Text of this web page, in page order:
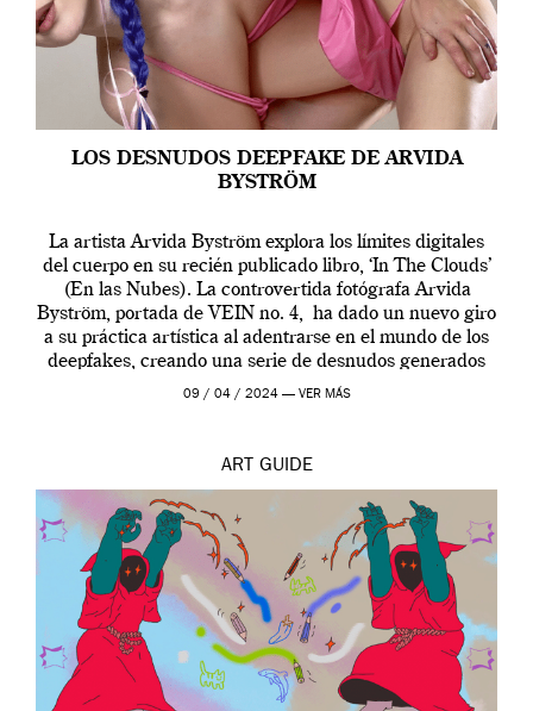
LOS DESNUDOS DEEPFAKE DE ARVIDA
BYSTRÖM
La artista Arvida Byström explora los límites digitales
del cuerpo en su recién publicado libro, ‘In The Clouds’
(En las Nubes). La controvertida fotógrafa Arvida
Byström, portada de VEIN no. 4, ha dado un nuevo giro
a su práctica artística al adentrarse en el mundo de los
deepfakes, creando una serie de desnudos generados
por […]
09 / 04 / 2024 — VER MÁS
ART GUIDE